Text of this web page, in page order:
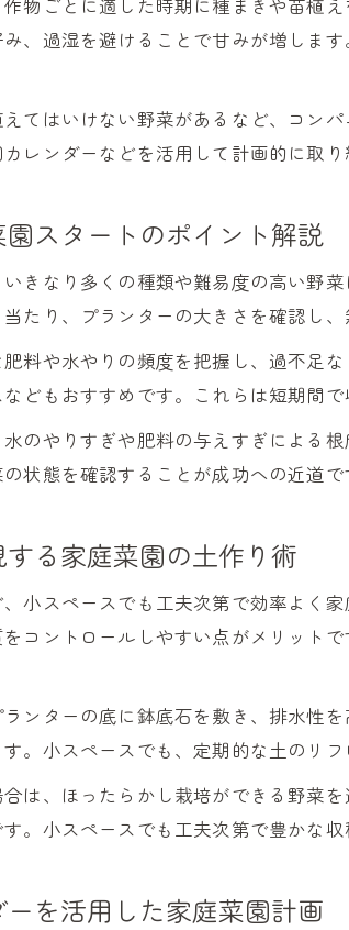
初心者
秋から
家庭
初心者
狭いス
家庭菜
コスパが光
家庭菜
元が取
コスパ
家庭菜
物ごとに適した時期に種まきや苗植
、過湿を避けることで甘みが増しま
てはいけない野菜があるなど、コン
レンダーなどを活用して計画的に取り
スタートのポイント解説
きなり多くの種類や難易度の高い野
たり、プランターの大きさを確認し
料や水やりの頻度を把握し、過不足
どもおすすめです。これらは短期間
のやりすぎや肥料の与えすぎによる
状態を確認することが成功への近道で
る家庭菜園の土作り術
小スペースでも工夫次第で効率よく
コントロールしやすい点がメリット
ンターの底に鉢底石を敷き、排水性
。小スペースでも、定期的な土のリ
は、ほったらかし栽培ができる野菜
。小スペースでも工夫次第で豊かな収
を活用した家庭菜園計画